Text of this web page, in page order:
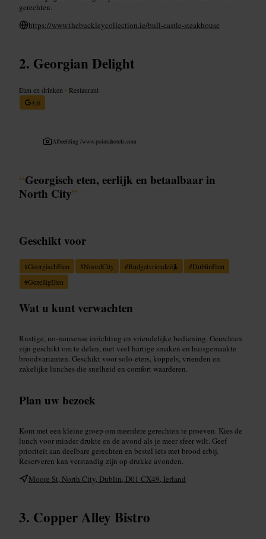
gerechten.
https://www.thebuckleycollection.ie/bull-castle-steakhouse
Georgian Delight
Eten en drinken • Restaurant
4,6
Afbeelding /www.pointahotels.com
“Georgisch eten, eerlijk en betaalbaar in
North City”
Geschikt voor
#GeorgischEten #NoordCity #Budgetvriendelijk #DublinEten
#GezelligEten
Wat u kunt verwachten
Rustige, no-nonsense inrichting en vriendelijke bediening. Gerechten
zijn geschikt om te delen, met veel hartige smaken en huisgemaakte
broodvarianten. Geschikt voor solo-eters, koppels, vrienden en
zakelijke lunches die snelheid en comfort waarderen.
Plan uw bezoek
Kom met een kleine groep om meerdere gerechten te proeven. Kies de
lunch voor minder drukte en de avond als je meer sfeer wilt. Geef
prioriteit aan deelbare gerechten en bestel iets met brood erbij.
Reserveren kan verstandig zijn op drukke avonden.
Moore St, North City, Dublin, D01 CX49, Ierland
Copper Alley Bistro